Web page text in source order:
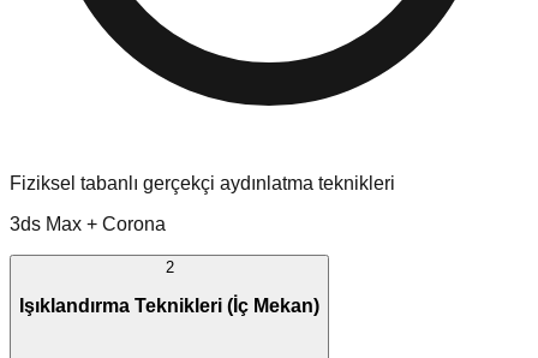
Fiziksel tabanlı gerçekçi aydınlatma teknikleri
3ds Max + Corona
2
Işıklandırma Teknikleri (İç Mekan)